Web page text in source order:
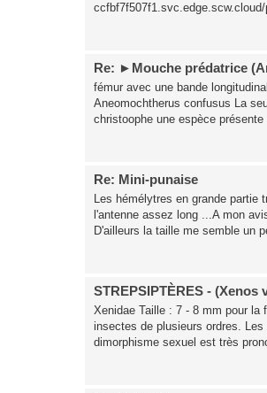
Re: ►Mouche prédatrice
fémur avec une bande
Aneomochtherus confusus La
christoophe une espèce
Re: Mini-punaise
Les hémélytres en grande partie
l'antenne assez long ...A mon
D'ailleurs la taille me semble un
STREPSIPTÈRES - (Xenos
Xenidae Taille : 7 - 8 mm pour la
insectes de plusieurs ordres.
dimorphisme sexuel est très